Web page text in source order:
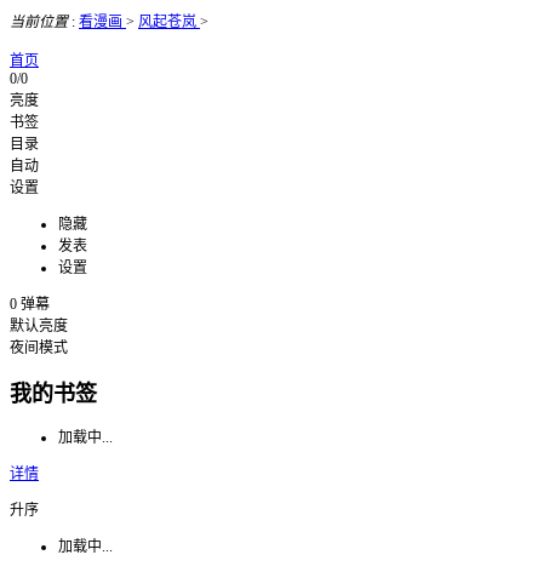
当前位置: 看漫画 > 风起苍岚 >
首页
0/0
亮度
书签
目录
自动
设置
隐藏
发表
设置
0 弹幕
默认亮度
夜间模式
我的书签
加载中...
详情
升序
加载中...